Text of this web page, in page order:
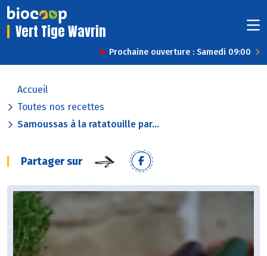
Vert Tige Wavrin
Prochaine ouverture : Samedi 09:00
Accueil
Toutes nos recettes
Samoussas à la ratatouille par...
Partager sur